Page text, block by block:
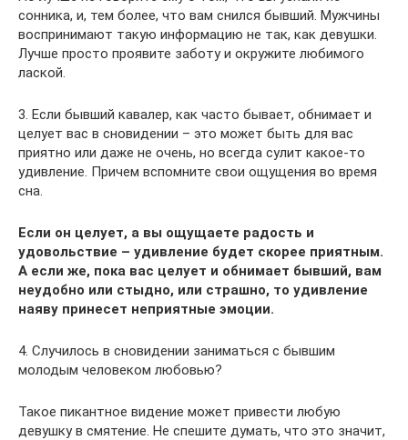
сонника, и, тем более, что вам снился бывший. Мужчины
воспринимают такую информацию не так, как девушки.
Лучше просто проявите заботу и окружите любимого
лаской.
3. Если бывший кавалер, как часто бывает, обнимает и
целует вас в сновидении – это может быть для вас
приятно или даже не очень, но всегда сулит какое-то
удивление. Причем вспомните свои ощущения во время
сна.
Если он целует, а вы ощущаете радость и
удовольствие – удивление будет скорее приятным.
А если же, пока вас целует и обнимает бывший, вам
неудобно или стыдно, или страшно, то удивление
наяву принесет неприятные эмоции.
4. Случилось в сновидении заниматься с бывшим
молодым человеком любовью?
Такое пикантное видение может привести любую
девушку в смятение. Не спешите думать, что это значит,